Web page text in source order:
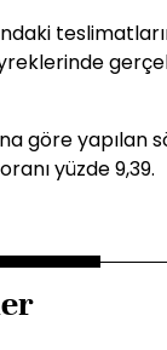
göre yapılan
yüzde 9,39.